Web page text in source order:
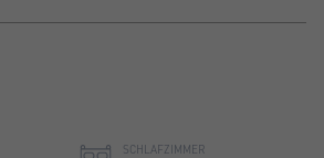
SCHLAFZIMMER